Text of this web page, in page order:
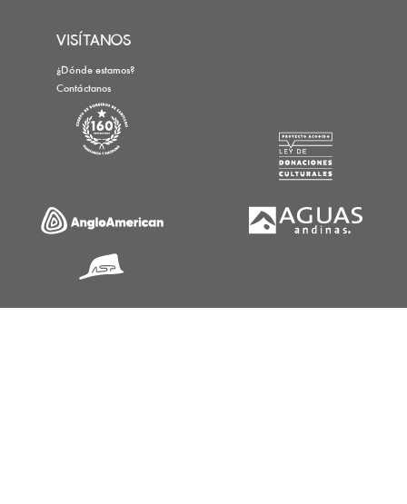
VISÍTANOS
¿Dónde estamos?
Contáctanos